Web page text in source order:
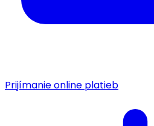
Prijímanie online platieb